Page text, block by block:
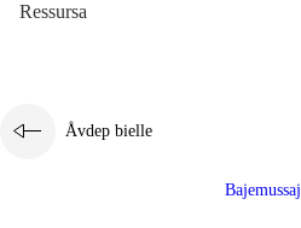
Ressursa
Åvdep bielle
Bajemussaj